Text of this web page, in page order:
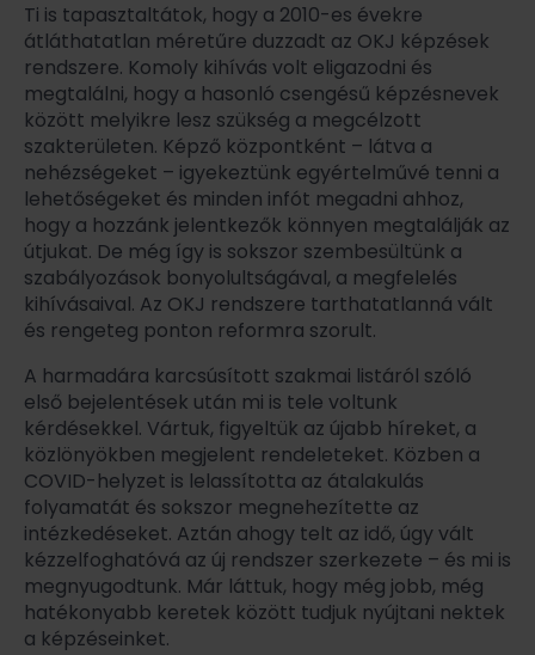
Ti is tapasztaltátok, hogy a 2010-es évekre
átláthatatlan méretűre duzzadt az OKJ képzések
rendszere. Komoly kihívás volt eligazodni és
megtalálni, hogy a hasonló csengésű képzésnevek
között melyikre lesz szükség a megcélzott
szakterületen. Képző központként – látva a
nehézségeket – igyekeztünk egyértelművé tenni a
lehetőségeket és minden infót megadni ahhoz,
hogy a hozzánk jelentkezők könnyen megtalálják az
útjukat. De még így is sokszor szembesültünk a
szabályozások bonyolultságával, a megfelelés
kihívásaival. Az OKJ rendszere tarthatatlanná vált
és rengeteg ponton reformra szorult.
A harmadára karcsúsított szakmai listáról szóló
első bejelentések után mi is tele voltunk
kérdésekkel. Vártuk, figyeltük az újabb híreket, a
közlönyökben megjelent rendeleteket. Közben a
COVID-helyzet is lelassította az átalakulás
folyamatát és sokszor megnehezítette az
intézkedéseket. Aztán ahogy telt az idő, úgy vált
kézzelfoghatóvá az új rendszer szerkezete – és mi is
megnyugodtunk. Már láttuk, hogy még jobb, még
hatékonyabb keretek között tudjuk nyújtani nektek
a képzéseinket.